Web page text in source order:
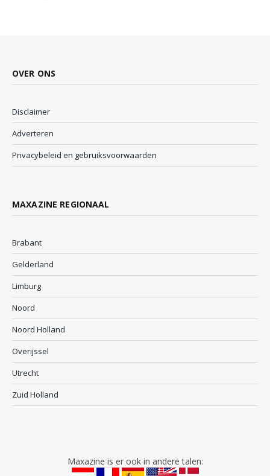
OVER ONS
Disclaimer
Adverteren
Privacybeleid en gebruiksvoorwaarden
MAXAZINE REGIONAAL
Brabant
Gelderland
Limburg
Noord
Noord Holland
Overijssel
Utrecht
Zuid Holland
Maxazine is er ook in andere talen: